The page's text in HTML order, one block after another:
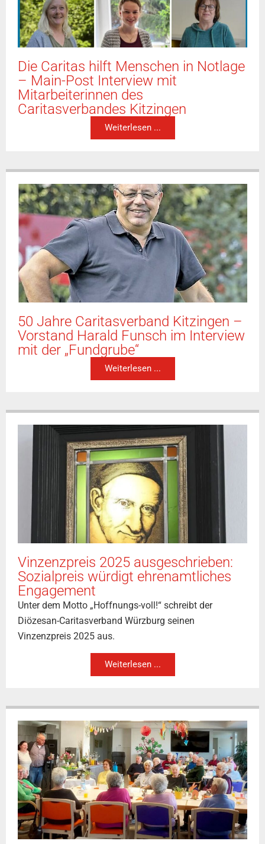
Die Caritas hilft Menschen in Notlage
– Main-Post Interview mit
Mitarbeiterinnen des
Caritasverbandes Kitzingen
Weiterlesen ...
50 Jahre Caritasverband Kitzingen –
Vorstand Harald Funsch im Interview
mit der „Fundgrube“
Weiterlesen ...
Vinzenzpreis 2025 ausgeschrieben:
Sozialpreis würdigt ehrenamtliches
Engagement
Unter dem Motto „Hoffnungs-voll!“ schreibt der
Diözesan-Caritasverband Würzburg seinen
Vinzenzpreis 2025 aus.
Weiterlesen ...